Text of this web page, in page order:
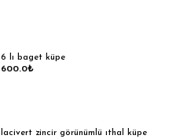
6 lı baget küpe
600.0₺
lacivert zincir görünümlü ıthal küpe